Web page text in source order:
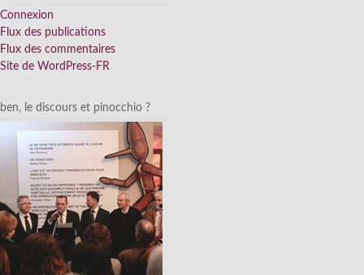
Connexion
Flux des publications
Flux des commentaires
Site de WordPress-FR
ben, le discours et pinocchio ?